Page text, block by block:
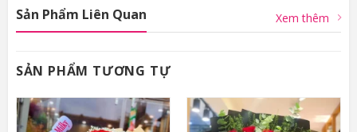
Sản Phẩm Liên Quan Xem thêm
SẢN PHẨM TƯƠNG TỰ